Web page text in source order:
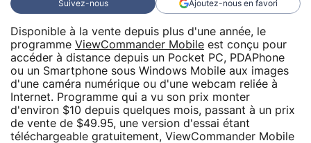
Suivez-nous Ajoutez-nous en favori
Disponible à la vente depuis plus d'une année, le
programme ViewCommander Mobile est conçu pour
accéder à distance depuis un Pocket PC, PDAPhone
ou un Smartphone sous Windows Mobile aux images
d'une caméra numérique ou d'une webcam reliée à
Internet. Programme qui a vu son prix monter
d'environ $10 depuis quelques mois, passant à un prix
de vente de $49.95, une version d'essai étant
téléchargeable gratuitement, ViewCommander Mobile